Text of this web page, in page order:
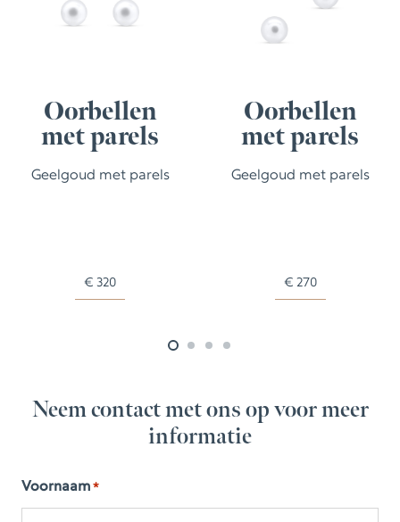
Oorbellen
met parels
Geelgoud met parels
€ 320
Oorbellen
met parels
Geelgoud met parels
€ 270
Neem contact met ons op voor meer
informatie
Voornaam *